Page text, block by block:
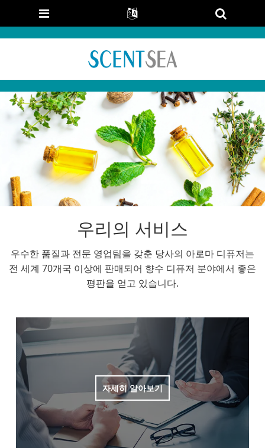
우리의 서비스
우수한 품질과 전문 영업팀을 갖춘 당사의 아로마 디퓨저는
전 세계 70개국 이상에 판매되어 향수 디퓨저 분야에서 좋은
평판을 얻고 있습니다.
자세히 알아보기